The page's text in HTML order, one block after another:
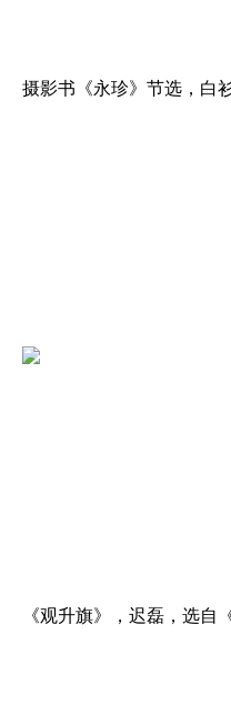
摄影书《永珍》节选，白
《观升旗》，迟磊，选自